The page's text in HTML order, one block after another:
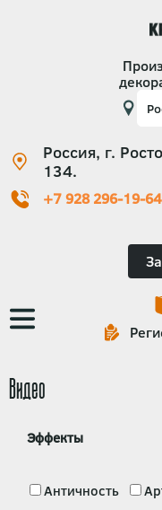
Россия, г.
134.
+7 928 296-19-64
Основная
навигация
Видео
Эффекты
Античность